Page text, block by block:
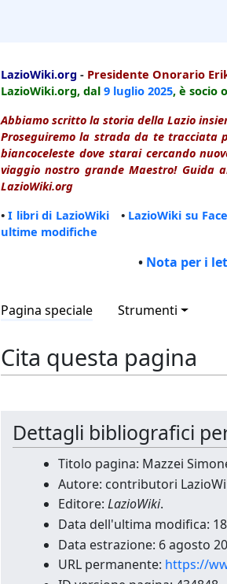
LazioWiki.org - Presidente Onorario
LazioWiki.org, dal 9 luglio 2025, è socio
Abbiamo scritto la storia della Lazio
Proseguiremo la strada da te tracciata
biancoceleste dove starai cercando
viaggio nostro grande Maestro! Guida
LazioWiki.org
•I libri di LazioWiki• LazioWiki su
ultime modifiche
• Nota per i
Pagina speciale Strumenti
Cita questa pagina
Dettagli bibliografici
Titolo pagina: Mazzei
Autore: contributori
Editore: LazioWiki.
Data dell'ultima modifica:
Data estrazione: 6 agosto
URL permanente: https://